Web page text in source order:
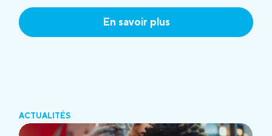
En savoir plus
ACTUALITÉS